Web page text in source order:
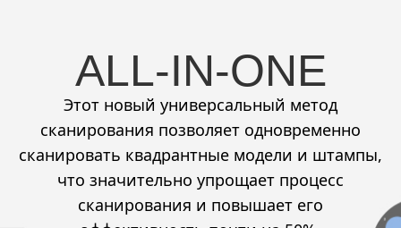
ALL-IN-ONE
Этот новый универсальный метод
сканирования позволяет одновременно
сканировать квадрантные модели и штампы,
что значительно упрощает процесс
сканирования и повышает его